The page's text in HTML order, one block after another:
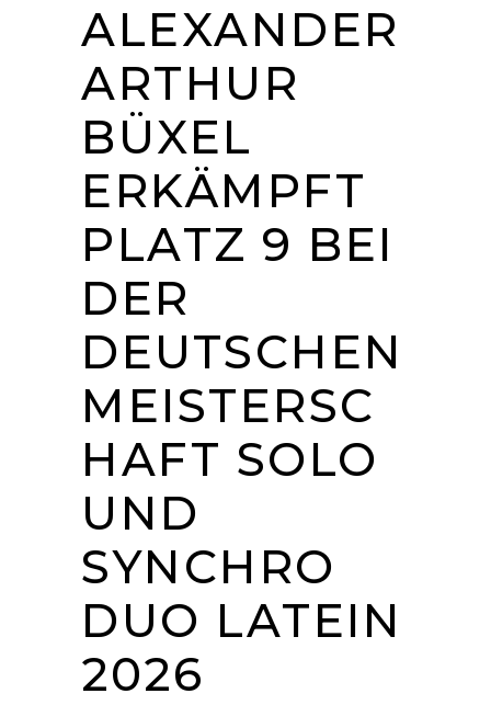
ALEXANDER
ARTHUR
BÜXEL
ERKÄMPFT
PLATZ 9 BEI
DER
DEUTSCHEN
MEISTERSC
HAFT SOLO
UND
SYNCHRO
DUO LATEIN
2026